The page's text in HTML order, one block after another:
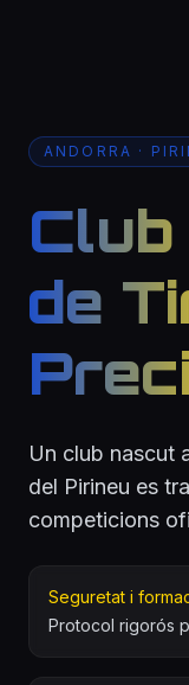
ANDORRA ·
de
Un club nascut
del Pirineu es
competicions
Seguretat i
Protocol rigorós